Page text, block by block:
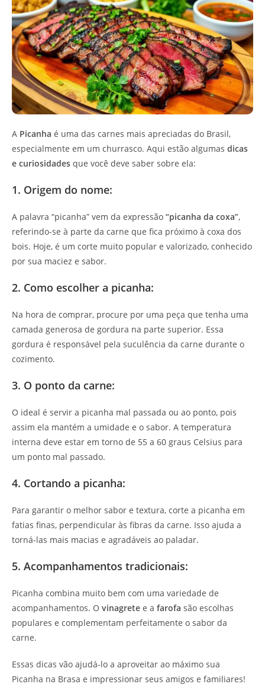
A Picanha é uma das carnes mais apreciadas do Brasil,
especialmente em um churrasco. Aqui estão algumas dicas
e curiosidades que você deve saber sobre ela:
1. Origem do nome:
A palavra “picanha” vem da expressão “picanha da coxa”,
referindo-se à parte da carne que fica próximo à coxa dos
bois. Hoje, é um corte muito popular e valorizado, conhecido
por sua maciez e sabor.
2. Como escolher a picanha:
Na hora de comprar, procure por uma peça que tenha uma
camada generosa de gordura na parte superior. Essa
gordura é responsável pela suculência da carne durante o
cozimento.
3. O ponto da carne:
O ideal é servir a picanha mal passada ou ao ponto, pois
assim ela mantém a umidade e o sabor. A temperatura
interna deve estar em torno de 55 a 60 graus Celsius para
um ponto mal passado.
4. Cortando a picanha:
Para garantir o melhor sabor e textura, corte a picanha em
fatias finas, perpendicular às fibras da carne. Isso ajuda a
torná-las mais macias e agradáveis ao paladar.
5. Acompanhamentos tradicionais:
Picanha combina muito bem com uma variedade de
acompanhamentos. O vinagrete e a farofa são escolhas
populares e complementam perfeitamente o sabor da
carne.
Essas dicas vão ajudá-lo a aproveitar ao máximo sua
Picanha na Brasa e impressionar seus amigos e familiares!